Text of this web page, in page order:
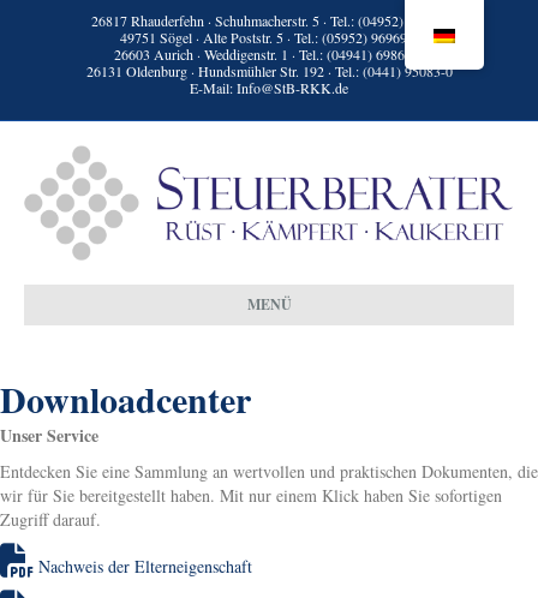
26817 Rhauderfehn · Schuhmacherstr. 5 · Tel.:(04952) 9398-0
49751 Sögel · Alte Poststr. 5 · Tel.:(05952) 96969-0
26603 Aurich · Weddigenstr. 1 · Tel.:(04941) 69861-0
26131 Oldenburg · Hundsmühler Str. 192 · Tel.:(0441) 95083-0
E-Mail:Info@StB-RKK.de
MENÜ
Downloadcenter
Unser Service
Entdecken Sie eine Sammlung an wertvollen und praktischen Dokumenten, die
wir für Sie bereitgestellt haben. Mit nur einem Klick haben Sie sofortigen
Zugriff darauf.
Nachweis der Elterneigenschaft